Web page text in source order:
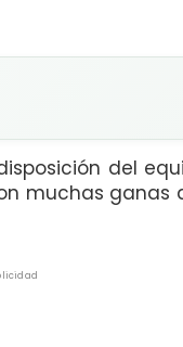
del
muchas ganas